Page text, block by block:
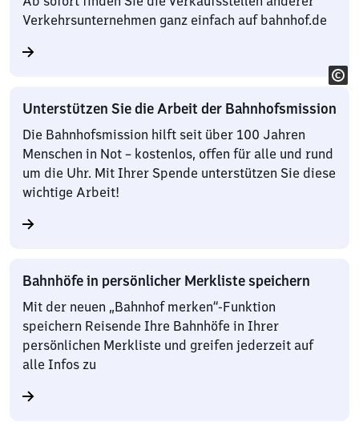
Verkehrsunternehmen ganz einfach auf bahnhof.de
Unterstützen Sie die Arbeit der Bahnhofsmission
Die Bahnhofsmission hilft seit über 100 Jahren
Menschen in Not – kostenlos, offen für alle und rund
um die Uhr. Mit Ihrer Spende unterstützen Sie diese
wichtige Arbeit!
Bahnhöfe in persönlicher Merkliste speichern
Mit der neuen „Bahnhof merken“-Funktion
speichern Reisende Ihre Bahnhöfe in Ihrer
persönlichen Merkliste und greifen jederzeit auf
alle Infos zu